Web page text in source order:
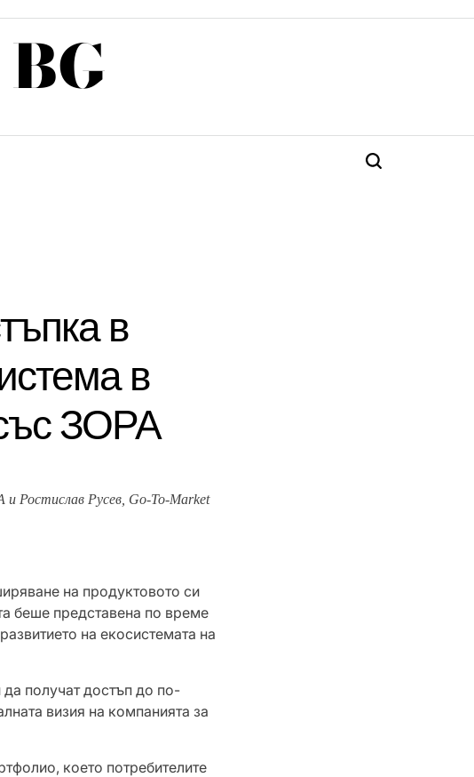
Търсене
в
в
ЗОРА
Ростислав Русев, Go-To-Market
на продуктовото си
беше представена по време
на екосистемата на
получат достъп до по-
визия на компанията за
което потребителите